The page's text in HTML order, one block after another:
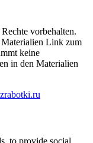
vorbehalten.
Link zum
keine
in den Materialien